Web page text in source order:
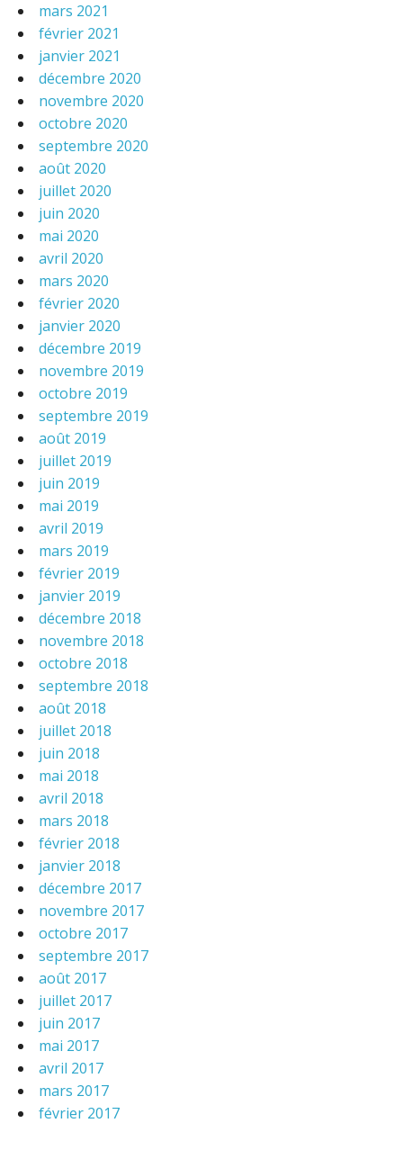
mars 2021
février 2021
janvier 2021
décembre 2020
novembre 2020
octobre 2020
septembre 2020
août 2020
juillet 2020
juin 2020
mai 2020
avril 2020
mars 2020
février 2020
janvier 2020
décembre 2019
novembre 2019
octobre 2019
septembre 2019
août 2019
juillet 2019
juin 2019
mai 2019
avril 2019
mars 2019
février 2019
janvier 2019
décembre 2018
novembre 2018
octobre 2018
septembre 2018
août 2018
juillet 2018
juin 2018
mai 2018
avril 2018
mars 2018
février 2018
janvier 2018
décembre 2017
novembre 2017
octobre 2017
septembre 2017
août 2017
juillet 2017
juin 2017
mai 2017
avril 2017
mars 2017
février 2017